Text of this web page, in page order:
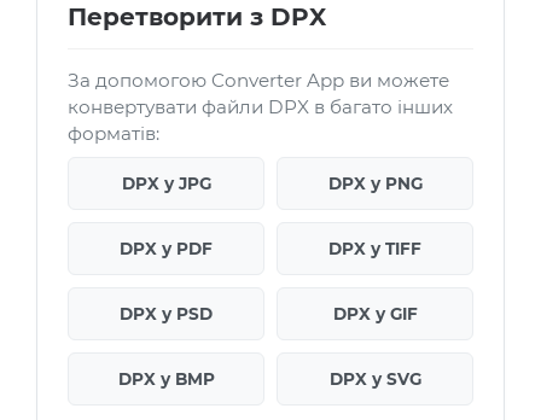
Перетворити з DPX
За допомогою Converter App ви можете
конвертувати файли DPX в багато інших
форматів:
DPX у JPG DPX у PNG
DPX у PDF DPX у TIFF
DPX у PSD DPX у GIF
DPX у BMP DPX у SVG